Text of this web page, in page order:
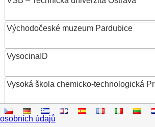
Východočeské muzeum Pardubice
VysocinaID
Vysoká škola chemicko-technologická
Vysoká škola ekonomická v Praze
osobních údajů